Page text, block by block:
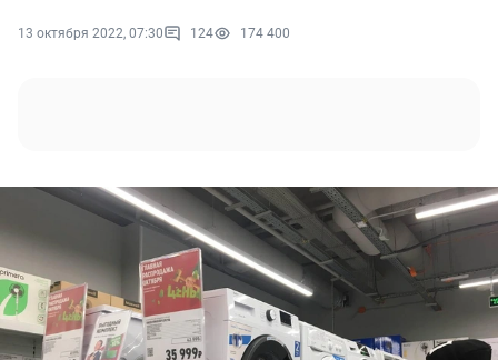
13 октября 2022, 07:30 124 174 400